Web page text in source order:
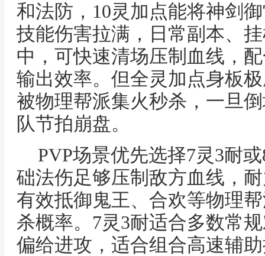
和法防，10灵加点能将神剑
技能伤害拉满，日常副本、
中，可快速清场压制血线，
输出效率。但全灵加点身板
被物理帮派集火秒杀，一旦
队节拍崩盘。
PVP场景优先选择7灵3耐
础法伤足够压制敌方血线，
有效抵御鬼王、合欢等物理
杀概率。7灵3耐适合多数常
偏给进攻，适合组合高速辅